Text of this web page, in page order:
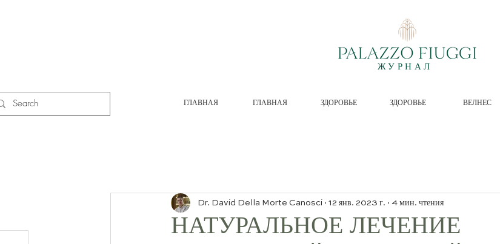
ЖУРНАЛ
ГЛАВНАЯ ГЛАВНАЯ ЗДОРОВЬЕ ЗДОРОВЬЕ ВЕЛНЕС
НАТУРАЛЬНОЕ ЛЕЧЕНИЕ
Dr. David Della Morte Canosci 12 янв. 2023 г. 4 мин. чтения